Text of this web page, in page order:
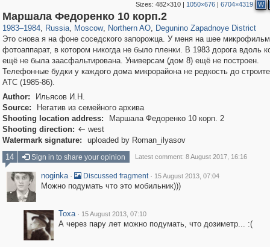
Sizes: 482×310| 1050×676| 6704×4319 W
Маршала Федоренко 10 корп.2
1983–1984, Russia
1,406,295 29,243
, Moscow
319,780 8,286
, Northern AO
22,533 598
, Degunino Zapadnoye District
Это снова я на фоне соседского запорожца. У меня на шее
фотоаппарат, в котором никогда не было пленки. В 1983 дорога вдоль
ещё не была заасфальтирована. Универсам (дом 8) ещё не построен.
Телефонные будки у каждого дома микрорайона не редкость до
АТС (1985-86).
Author:
Ильясов И.Н.
Source:
Негатив из семейного архива
Shooting location address:
Маршала Федоренко 10 корп. 2
Shooting direction:  west
Watermark signature:
uploaded by Roman_ilyasov
14
Sign in to share your opinion Latest comment: 8 August 2017, 16:16
noginka · Discussed fragment · 15 August 2013, 07:04
Можно подумать что это мобильник)))
Toxa · 15 August 2013, 07:10
А через пару лет можно подумать, что дозиметр... :(